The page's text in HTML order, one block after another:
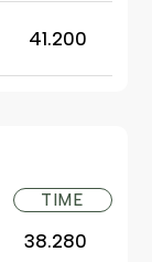
41.200
TIME
38.280